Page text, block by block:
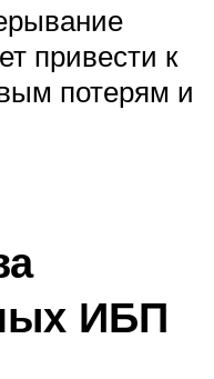
привести к
потерям и
ИБП